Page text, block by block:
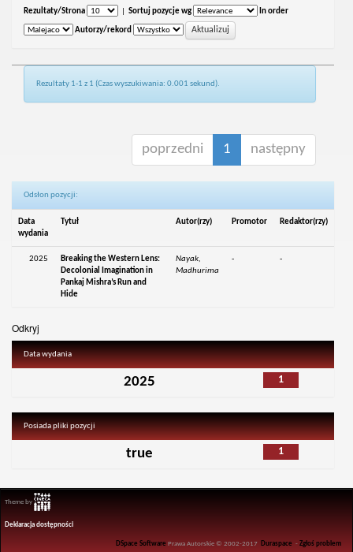
Rezultaty/Strona Sortuj pozycje wg In order
Autorzy/rekord
Rezultaty 1-1 z 1 (Czas wyszukiwania: 0.001 sekund).
poprzedni 1 następny
Odsłon pozycji:
Data
wydania
Tytuł Autor(rzy) Promotor Redaktor(rzy)
2025
Breaking the Western Lens:
Decolonial Imagination in
Pankaj Mishra’s Run and
Hide
Nayak,
Madhurima
- -
Odkryj
Data wydania
1
2025
Posiada pliki pozycji
1
true
Theme by
Deklaracja dostępności
DSpace Software Prawa Autorskie © 2002-2017 Duraspace -Zgłoś problem